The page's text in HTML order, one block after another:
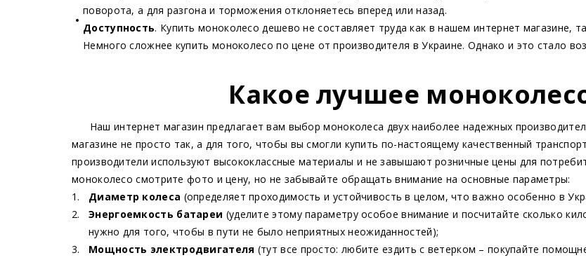
поворота, а для разгона и торможения отклоняетесь вперед или назад.
Доступность. Купить моноколесо дешево не составляет труда как в нашем интернет магазине,
Немного сложнее купить моноколесо по цене от производителя в Украине. Однако и это стало
Какое лучшее
Наш интернет магазин предлагает вам выбор моноколеса двух наиболее надежных
магазине не просто так, а для того, чтобы вы смогли купить по-настоящему качественный
производители используют высококлассные материалы и не завышают розничные цены для
моноколесо смотрите фото и цену, но не забывайте обращать внимание на основные параметры:
Диаметр колеса (определяет проходимость и устойчивость в целом, что важно особенно в
Энергоемкость батареи (уделите этому параметру особое внимание и посчитайте сколько
нужно для того, чтобы в пути не было неприятных неожиданностей);
Мощность электродвигателя (тут все просто: любите ездить с ветерком – покупайте